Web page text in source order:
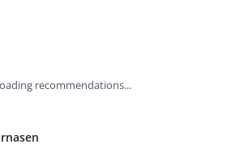
recommendations...